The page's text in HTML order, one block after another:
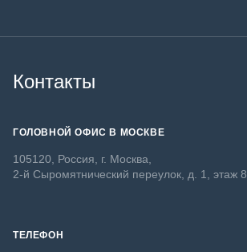
Контакты
ГОЛОВНОЙ ОФИС В МОСКВЕ
105120, Россия, г. Москва,
2-й Сыромятнический переулок, д. 1, этаж 8
ТЕЛЕФОН